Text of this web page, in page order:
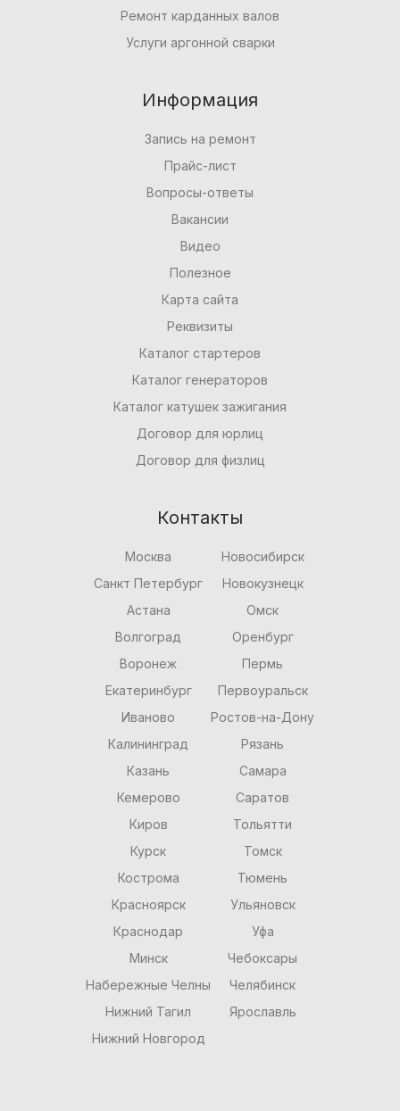
Ремонт карданных валов
Услуги аргонной сварки
Информация
Запись на ремонт
Прайс-лист
Вопросы-ответы
Вакансии
Видео
Полезное
Карта сайта
Реквизиты
Каталог стартеров
Каталог генераторов
Каталог катушек зажигания
Договор для юрлиц
Договор для физлиц
Контакты
Москва
Санкт Петербург
Астана
Волгоград
Воронеж
Екатеринбург
Иваново
Калининград
Казань
Кемерово
Киров
Курск
Кострома
Красноярск
Краснодар
Минск
Набережные Челны
Нижний Тагил
Нижний Новгород
Новосибирск
Новокузнецк
Омск
Оренбург
Пермь
Первоуральск
Ростов-на-Дону
Рязань
Самара
Саратов
Тольятти
Томск
Тюмень
Ульяновск
Уфа
Чебоксары
Челябинск
Ярославль